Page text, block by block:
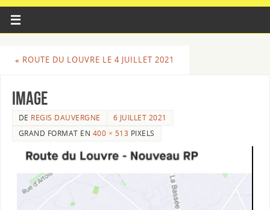
« ROUTE DU LOUVRE LE 4 JUILLET 2021
image
DE REGIS DAUVERGNE
6 JUILLET 2021
GRAND FORMAT EN 400 × 513 PIXELS